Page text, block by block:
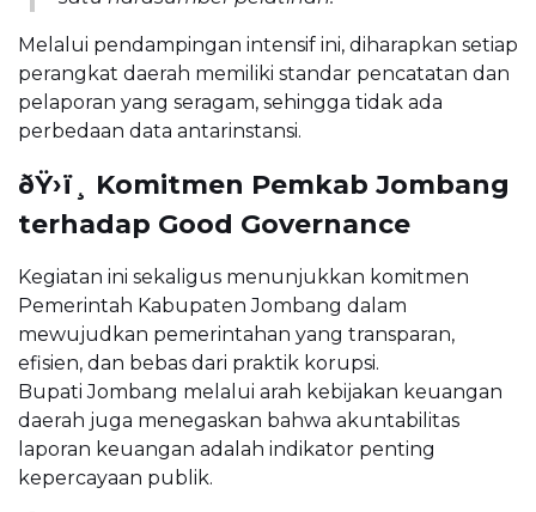
Melalui pendampingan intensif ini, diharapkan setiap
perangkat daerah memiliki standar pencatatan dan
pelaporan yang seragam, sehingga tidak ada
perbedaan data antarinstansi.
ðŸ›ï¸ Komitmen Pemkab Jombang
terhadap Good Governance
Kegiatan ini sekaligus menunjukkan komitmen
Pemerintah Kabupaten Jombang dalam
mewujudkan pemerintahan yang transparan,
efisien, dan bebas dari praktik korupsi.
Bupati Jombang melalui arah kebijakan keuangan
daerah juga menegaskan bahwa akuntabilitas
laporan keuangan adalah indikator penting
kepercayaan publik.